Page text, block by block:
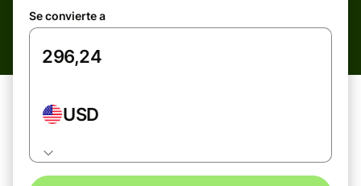
Se convierte a
USD